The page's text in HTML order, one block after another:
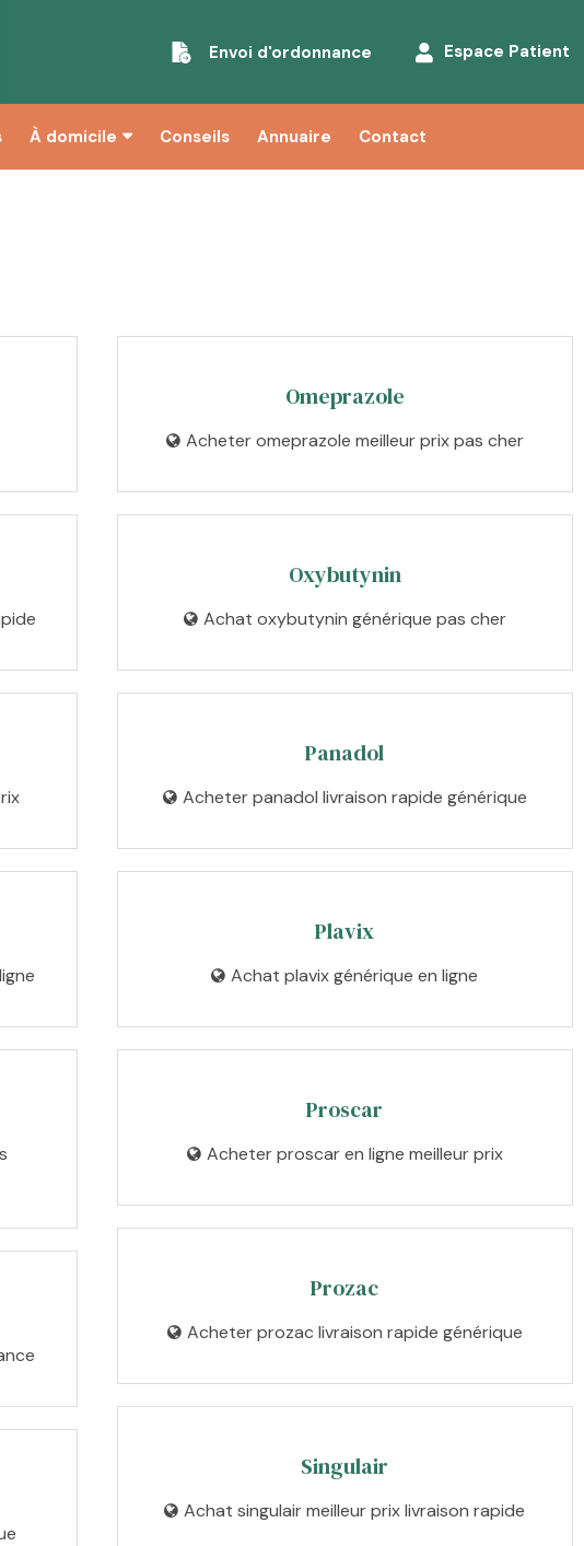
Envoi d'ordonnance Espace Patient
À domicile Conseils Annuaire Contact
Omeprazole
Acheter omeprazole meilleur prix pas cher
Oxybutynin
Achat oxybutynin générique pas cher
Panadol
Acheter panadol livraison rapide générique
Plavix
Achat plavix générique en ligne
Proscar
Acheter proscar en ligne meilleur prix
Prozac
Acheter prozac livraison rapide générique
Singulair
Achat singulair meilleur prix livraison rapide